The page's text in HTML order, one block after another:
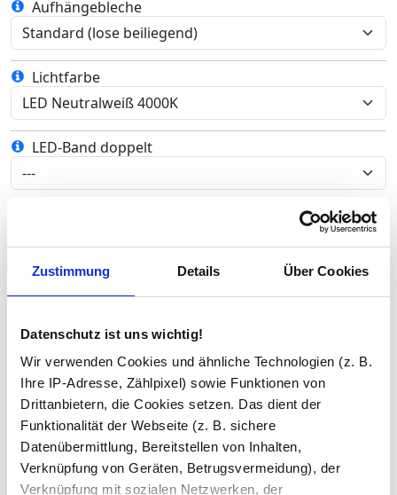
Zustimmung Details Über Cookies
Datenschutz ist uns wichtig!
Wir verwenden Cookies und ähnliche Technologien (z. B.
Ihre IP-Adresse, Zählpixel) sowie Funktionen von
Drittanbietern, die Cookies setzen. Das dient der
Funktionalität der Webseite (z. B. sichere
Datenübermittlung, Bereitstellen von Inhalten,
Verknüpfung von Geräten, Betrugsvermeidung), der
Verknüpfung mit sozialen Netzwerken, der
Aufhängebleche
Lichtfarbe
LED-Band doppelt
Ablage aus Glas
Analog-/ Digitaluhr